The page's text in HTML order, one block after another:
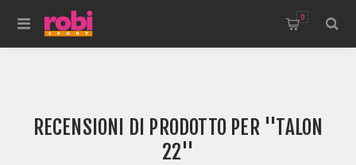
0
RECENSIONI DI PRODOTTO PER
TALON
22